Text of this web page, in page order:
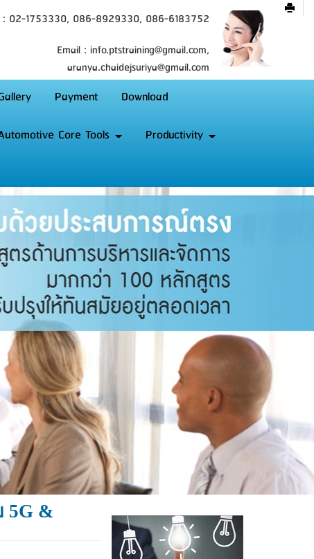
Payment
Download
Core Tools
Productivity
: 02-1753330, 086-8929330, 086-6183752
Email : info.ptstraining@gmail.com,
aranya.chaidejsuriya@gmail.com
5G &